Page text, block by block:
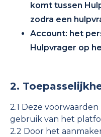
komt tussen
zodra een
Account: het
Hulpvrager op
2.
2.1 Deze
gebruik van het
2.2 Door het